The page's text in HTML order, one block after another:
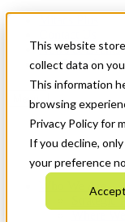
This website
collect data on
This information
browsing
Privacy Policy for
If you decline,
your preference
Accept
News & Events
Get Started
Menu
Who We Are
Strategic